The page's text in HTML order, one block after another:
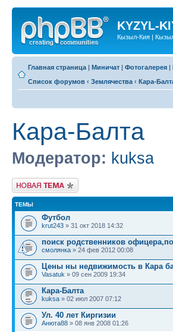
KYZYL-
Кызыл-Кия |
Главная страница | Миничат | Фотогалерея |
Список форумов ‹ Землячества ‹ Кара-
Кара-Балта
Модератор: kuksa
Новая тема
ТЕМЫ
Футбол
krut243 » 31 окт 2018 14:32
поиск родственников
смолянка » 24 фев 2012 00:08
Цены ны недвижимость в Кара
Vasatuk » 09 сен 2009 19:34
Кара-Балта
kuksa » 02 июл 2007 07:12
Ул. 40 лет Киргизии
Анюта88 » 08 янв 2008 01:26